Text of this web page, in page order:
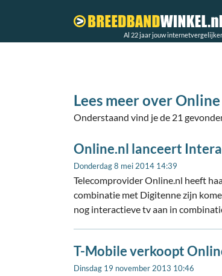
Al 22 jaar jouw internetvergelijker
Lees meer over Online
Onderstaand vind je de 21
Online.nl lanceert
Donderdag 8 mei 2014 14:39
Telecomprovider Online.nl heeft
combinatie met Digitenne zijn
nog interactieve tv aan in
T-Mobile verkoopt
Dinsdag 19 november 2013 10:46